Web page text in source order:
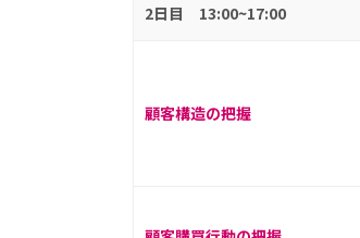
2日目 13:00~17:00
顧客構造の把握